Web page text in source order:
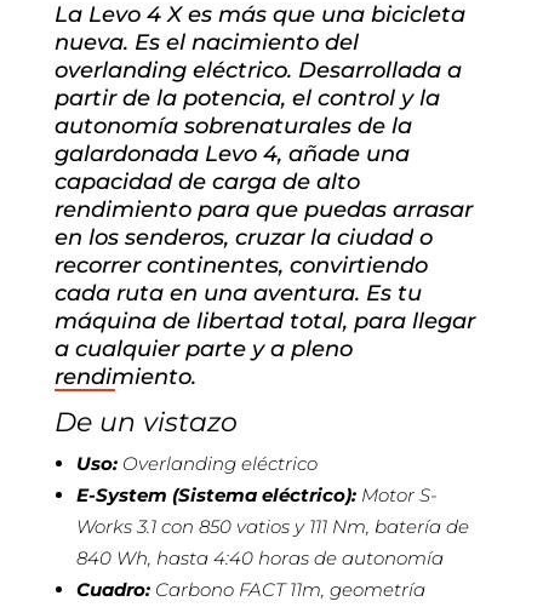
La Levo 4 X es más que una bicicleta
nueva. Es el nacimiento del
overlanding eléctrico. Desarrollada a
partir de la potencia, el control y la
autonomía sobrenaturales de la
galardonada Levo 4, añade una
capacidad de carga de alto
rendimiento para que puedas arrasar
en los senderos, cruzar la ciudad o
recorrer continentes, convirtiendo
cada ruta en una aventura. Es tu
máquina de libertad total, para llegar
a cualquier parte y a pleno
rendimiento.
De un vistazo
Uso:Overlanding eléctrico
E-System (Sistema eléctrico):Motor S-
Works 3.1 con 850 vatios y 111 Nm, batería de
840 Wh, hasta 4:40 horas de autonomía
Cuadro:Carbono FACT 11m, geometría